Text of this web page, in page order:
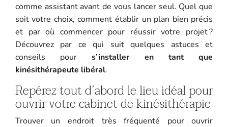
comme assistant avant de vous lancer seul. Quel que
soit votre choix, comment établir un plan bien précis
et par où commencer pour réussir votre projet ?
Découvrez par ce qui suit quelques astuces et
conseils pours’installer en tant que
kinésithérapeute libéral.
Repérez tout d’abord le lieu idéal pour
ouvrir votre cabinet de kinésithérapie
Trouver un endroit très fréquenté pour ouvrir